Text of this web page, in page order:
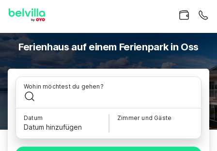
Ferienhaus auf einem Ferienpark in Oss
Wohin möchtest du gehen?
Datum
Datum hinzufügen
Zimmer und Gäste